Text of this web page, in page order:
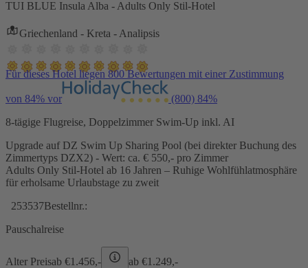
TUI BLUE Insula Alba - Adults Only Stil-Hotel
Griechenland - Kreta - Analipsis
Für dieses Hotel liegen 800 Bewertungen mit einer Zustimmung
von 84% vor (800) 84%
8-tägige Flugreise, Doppelzimmer Swim-Up inkl. AI
Upgrade auf DZ Swim Up Sharing Pool (bei direkter Buchung des
Zimmertyps DZX2) - Wert: ca. € 550,- pro Zimmer
Adults Only Stil-Hotel ab 16 Jahren – Ruhige Wohlfühlatmosphäre
für erholsame Urlaubstage zu zweit
253537Bestellnr.:
Pauschalreise
Alter Preisab €1.456,- ab €1.249,-